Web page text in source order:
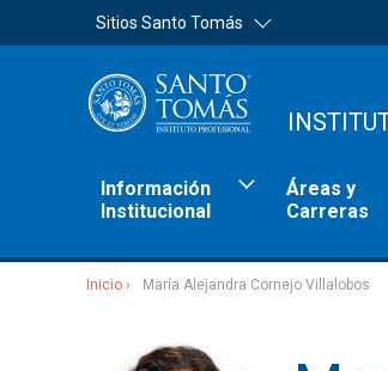
Sitios Santo Tomás
Información
Institucional
Áreas y
Carreras
Inicio María Alejandra Cornejo Villalobos